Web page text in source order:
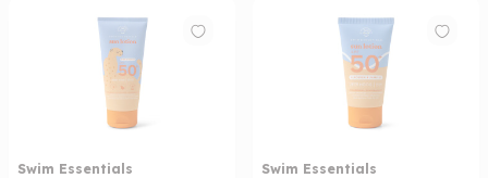
Swim Essentials Swim Essentials